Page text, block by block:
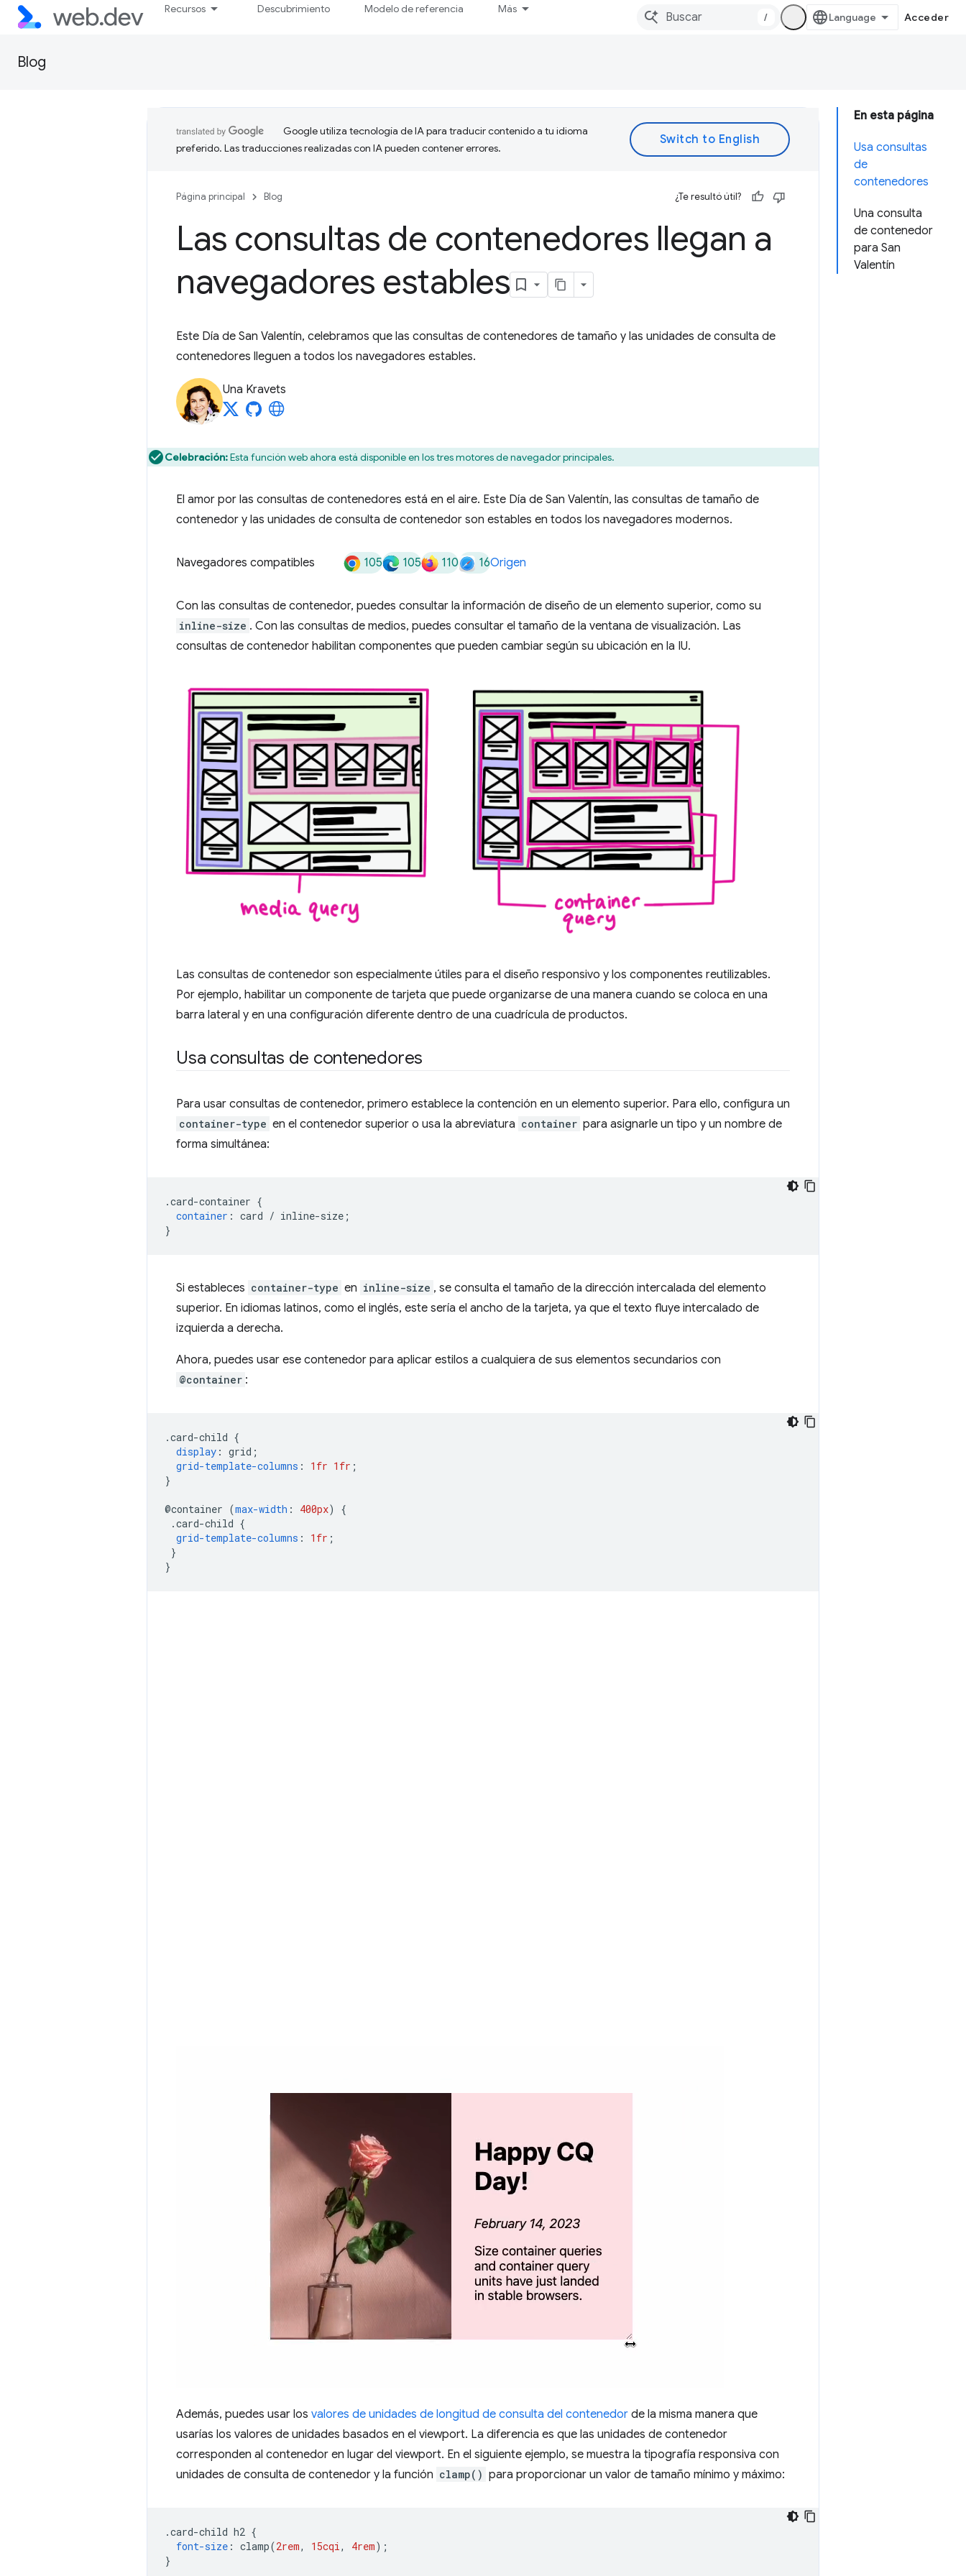
Recursos Descubrimiento Modelo de referencia Más
/ Acceder
Blog
En esta página
Usa consultas
de
contenedores
Una consulta
de contenedor
para San
Valentín
Google utiliza tecnología de IA para traducir contenido a tu idioma
preferido. Las traducciones realizadas con IA pueden contener errores.
Página principal Blog ¿Te resultó útil?
Las consultas de contenedores llegan a
navegadores estables
Este Día de San Valentín, celebramos que las consultas de contenedores de tamaño y las unidades de consulta de
contenedores lleguen a todos los navegadores estables.
Una Kravets
Celebración:Esta función web ahora está disponible en los tres motores de navegador principales.
El amor por las consultas de contenedores está en el aire. Este Día de San Valentín, las consultas de tamaño de
contenedor y las unidades de consulta de contenedor son estables en todos los navegadores modernos.
Navegadores compatibles 105 105 110 16Origen
Con las consultas de contenedor, puedes consultar la información de diseño de un elemento superior, como su
inline-size . Con las consultas de medios, puedes consultar el tamaño de la ventana de visualización. Las
consultas de contenedor habilitan componentes que pueden cambiar según su ubicación en la IU.
Las consultas de contenedor son especialmente útiles para el diseño responsivo y los componentes reutilizables.
Por ejemplo, habilitar un componente de tarjeta que puede organizarse de una manera cuando se coloca en una
barra lateral y en una configuración diferente dentro de una cuadrícula de productos.
Usa consultas de contenedores
Para usar consultas de contenedor, primero establece la contención en un elemento superior. Para ello, configura un
container-type en el contenedor superior o usa la abreviatura container para asignarle un tipo y un nombre de
forma simultánea:
.card-container {
container : card / inline-size ;
}
Si estableces container-type en inline-size , se consulta el tamaño de la dirección intercalada del elemento
superior. En idiomas latinos, como el inglés, este sería el ancho de la tarjeta, ya que el texto fluye intercalado de
izquierda a derecha.
Ahora, puedes usar ese contenedor para aplicar estilos a cualquiera de sus elementos secundarios con
@container :
.card-child {
display : grid ;
grid-template-columns : 1fr 1fr ;
}
@container (max-width : 400px)
{
.card-child {
grid-template-columns : 1fr ;
}
}
Además, puedes usar los valores de unidades de longitud de consulta del contenedor de la misma manera que
usarías los valores de unidades basados en el viewport. La diferencia es que las unidades de contenedor
corresponden al contenedor en lugar del viewport. En el siguiente ejemplo, se muestra la tipografía responsiva con
unidades de consulta de contenedor y la función clamp() para proporcionar un valor de tamaño mínimo y máximo:
.card-child h2 {
font-size : clamp(2rem, 15cqi , 4rem);
}